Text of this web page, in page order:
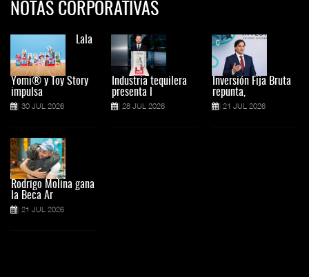
NOTAS CORPORATIVAS
Lala
Yomi® y Toy Story
impulsa
30 JUL 2026
Rodrigo Molina gana
la Beca Ar
21 JUL 2026
Industria tequilera
presenta l
28 JUL 2026
Inversión Fija Bruta
repunta,
21 JUL 2026